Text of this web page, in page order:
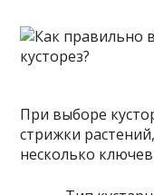
При выборе
стрижки
несколько